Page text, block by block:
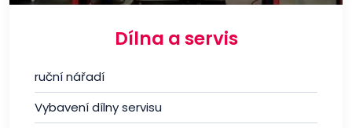
Dílna a servis
ruční nářadí
Vybavení dílny servisu